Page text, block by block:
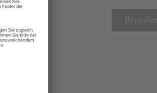
Bestellen